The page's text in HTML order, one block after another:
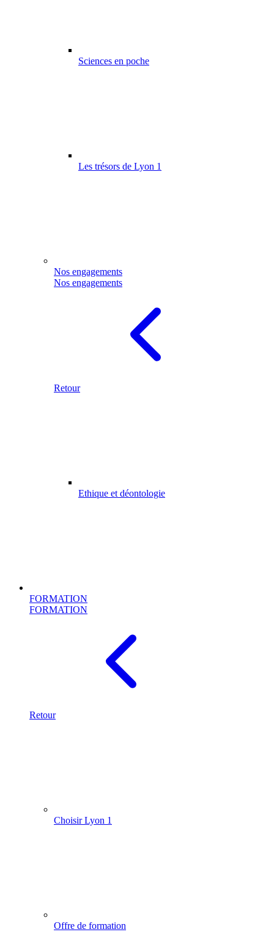
Sciences en poche
Les trésors de Lyon 1
Nos engagements
Nos engagements
Retour
Ethique et déontologie
FORMATION
FORMATION
Retour
Choisir Lyon 1
Offre de formation